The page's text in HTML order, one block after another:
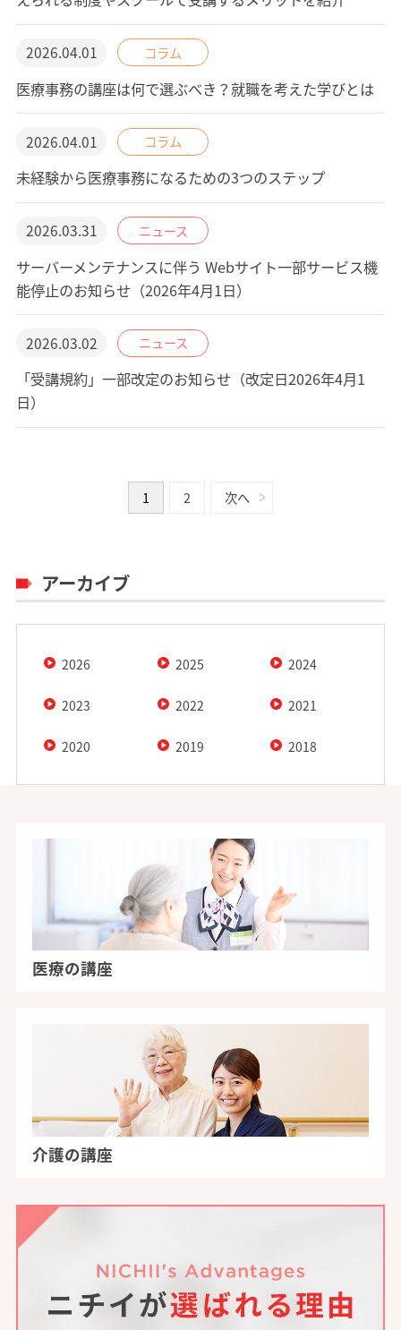
2026.04.01 コラム
医療事務の講座は何で選ぶべき？就職を考えた学びとは
2026.04.01 コラム
未経験から医療事務になるための3つのステップ
2026.03.31 ニュース
サーバーメンテナンスに伴う Webサイト一部サービス機
能停止のお知らせ（2026年4月1日）
2026.03.02 ニュース
「受講規約」一部改定のお知らせ（改定日2026年4月1
日）
1 2 次へ
アーカイブ
2026 2025 2024
2023 2022 2021
2020 2019 2018
医療の講座
介護の講座